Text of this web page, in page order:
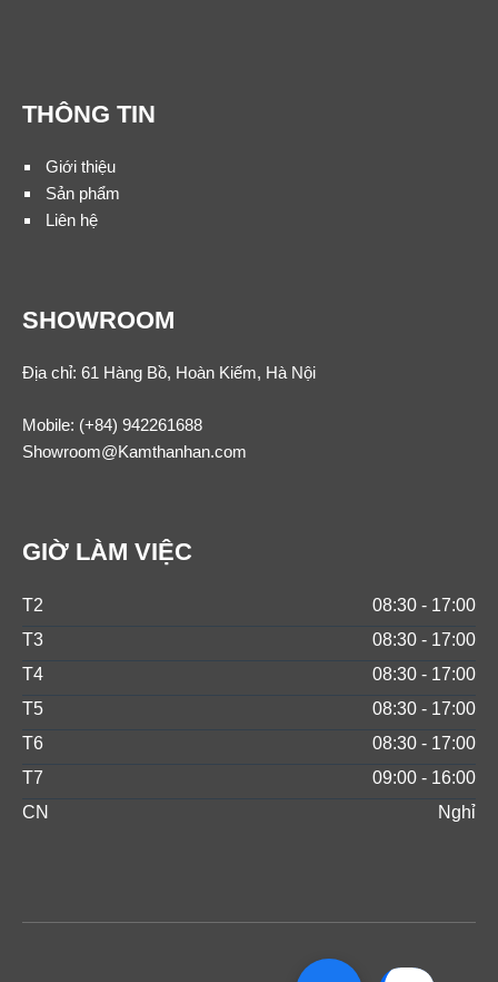
THÔNG TIN
Giới thiệu
Sản phẩm
Liên hệ
SHOWROOM
Địa chỉ: 61 Hàng Bồ, Hoàn Kiếm, Hà Nội
Mobile: (+84) 942261688
Showroom@Kamthanhan.com
GIỜ LÀM VIỆC
T2
08:30 - 17:00
T3
08:30 - 17:00
T4
08:30 - 17:00
T5
08:30 - 17:00
T6
08:30 - 17:00
T7
09:00 - 16:00
CN
Nghỉ